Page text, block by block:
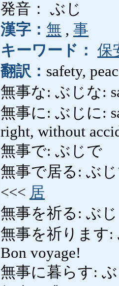
発音： ぶじ
漢字： 無 , 事
キーワード： 保
翻訳： safety,
無事な: ぶじな:
無事に: ぶじに:
right, without
無事で: ぶじで
無事で居る: ぶじ
<<< 居
無事を祈る: ぶ
無事を祈ります:
Bon voyage!
無事に暮らす: